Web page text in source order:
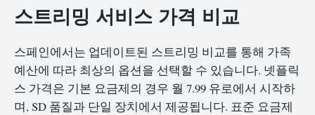
스트리밍 서비스 가격 비교
스페인에서는 업데이트된 스트리밍 비교를 통해 가족
예산에 따라 최상의 옵션을 선택할 수 있습니다. 넷플릭
스 가격은 기본 요금제의 경우 월 7.99 유로에서 시작하
며, SD 품질과 단일 장치에서 제공됩니다. 표준 요금제